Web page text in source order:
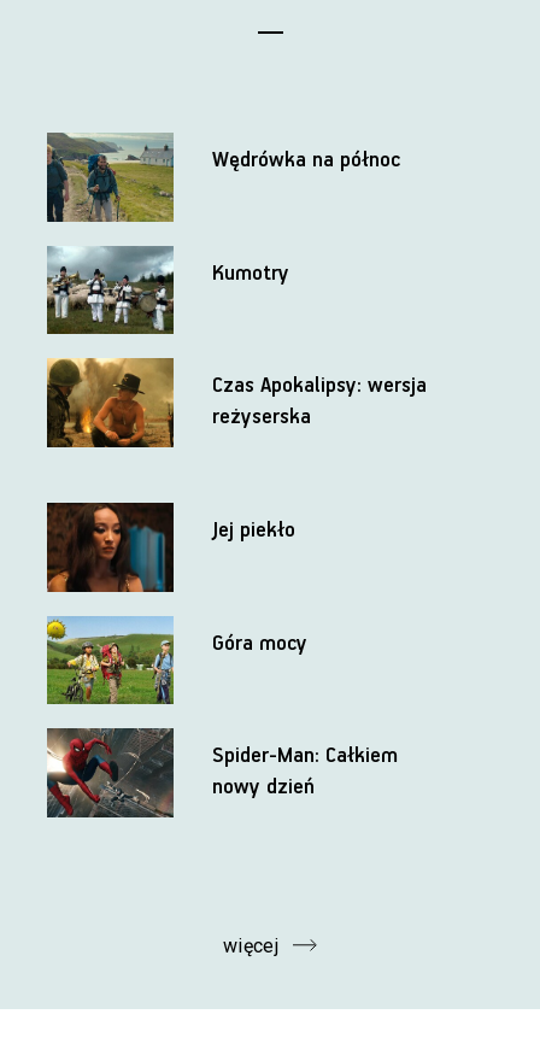
Wędrówka na północ
Kumotry
Czas Apokalipsy: wersja
reżyserska
Jej piekło
Góra mocy
Spider-Man: Całkiem
nowy dzień
więcej